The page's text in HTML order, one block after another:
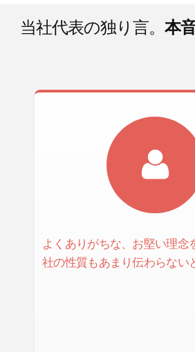
当社代表の独り言。 本
よくありがちな、お堅い理念
社の性質もあまり伝わらない